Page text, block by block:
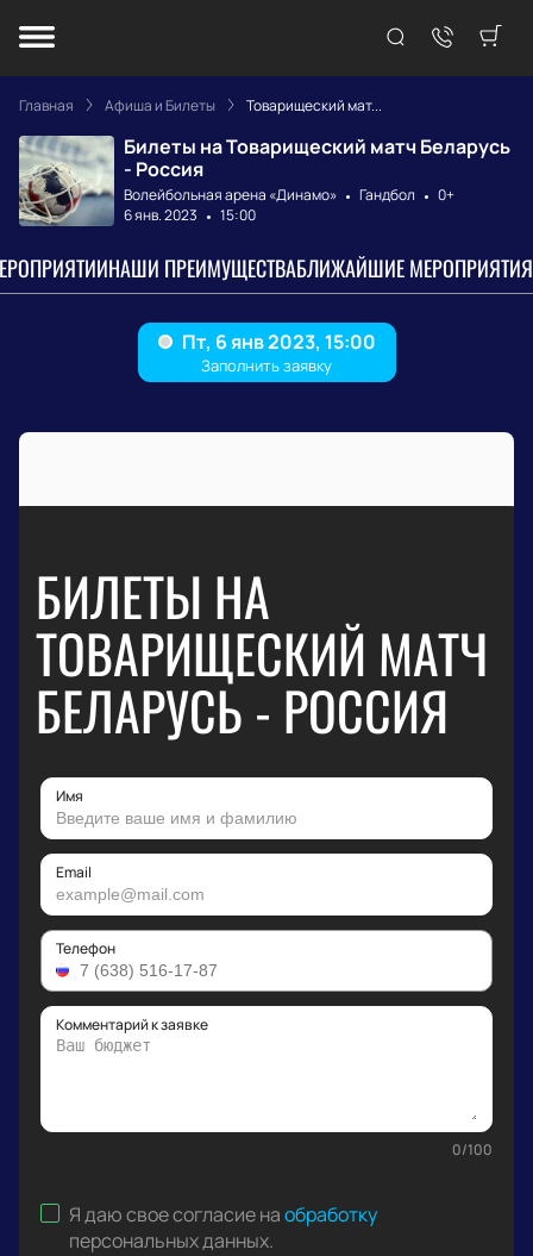
Главная Афиша и Билеты Товарищеский мат...
Билеты на Товарищеский матч Беларусь
- Россия
Волейбольная арена «Динамо» Гандбол
0+
6 янв. 2023
15:00
НАШИ ПРЕИМУЩЕСТВАБЛИЖАЙШИЕ МЕРОПРИЯТИЯ
БИЛЕТЫ НА
ТОВАРИЩЕСКИЙ МАТЧ
БЕЛАРУСЬ - РОССИЯ
Имя
Email
Телефон
Комментарий к заявке
0/100
Я даю свое согласие наобработку
персональных данных.